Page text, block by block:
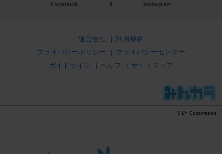
Facebook X Instagram
運営会社 | 利用規約
プライバシーポリシー
| プライバシーセンター
ガイドライン
| ヘルプ | サイトマップ
© LY Corporation